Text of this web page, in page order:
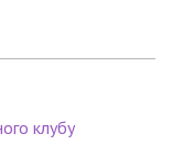
клубу